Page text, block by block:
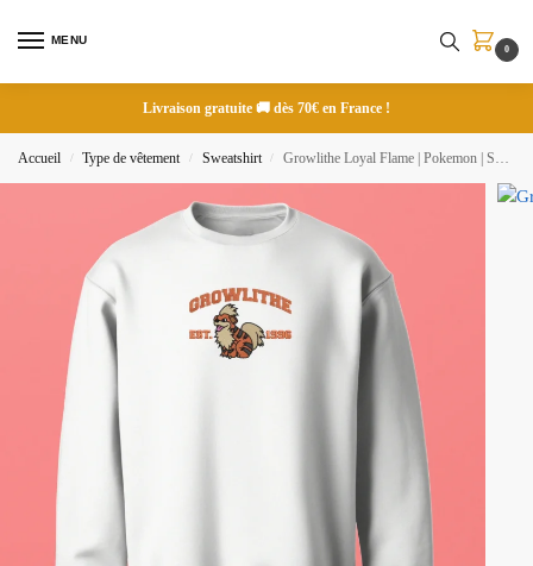
MENU
0
Livraison gratuite 🚚 dès 70€ en France !
Accueil / Type de vêtement / Sweatshirt / Growlithe Loyal Flame | Pokemon | Sweatshirt brodé